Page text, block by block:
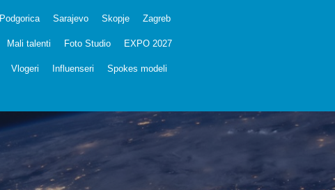
Podgorica Sarajevo Skopje Zagreb
Mali talenti Foto Studio EXPO 2027
Vlogeri Influenseri Spokes modeli